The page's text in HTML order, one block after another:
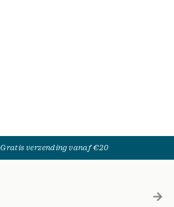
Gratis verzending vanaf €20